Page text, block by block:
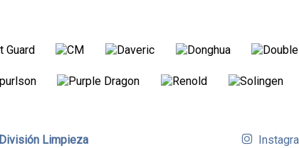
División Limpieza